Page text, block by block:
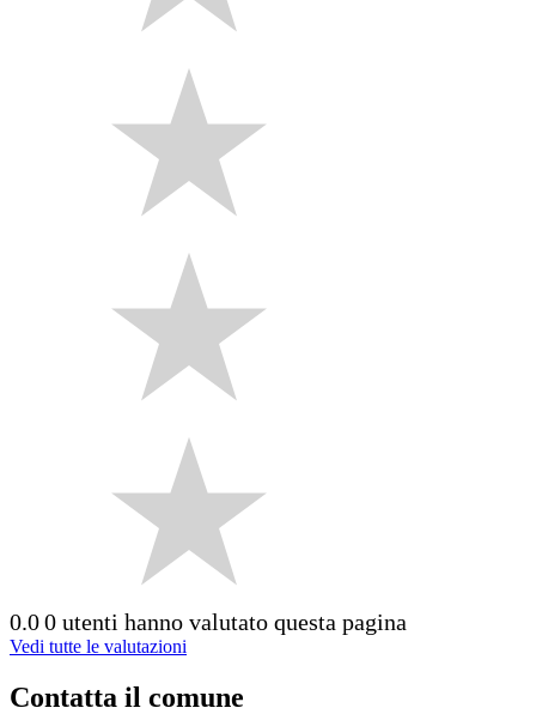
0.00 utenti hanno valutato questa pagina
Vedi tutte le valutazioni
Contatta il comune